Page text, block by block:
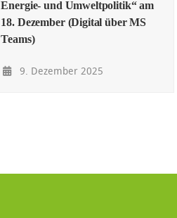
Energie- und Umweltpolitik“ am
18. Dezember (Digital über MS
Teams)
9. Dezember 2025